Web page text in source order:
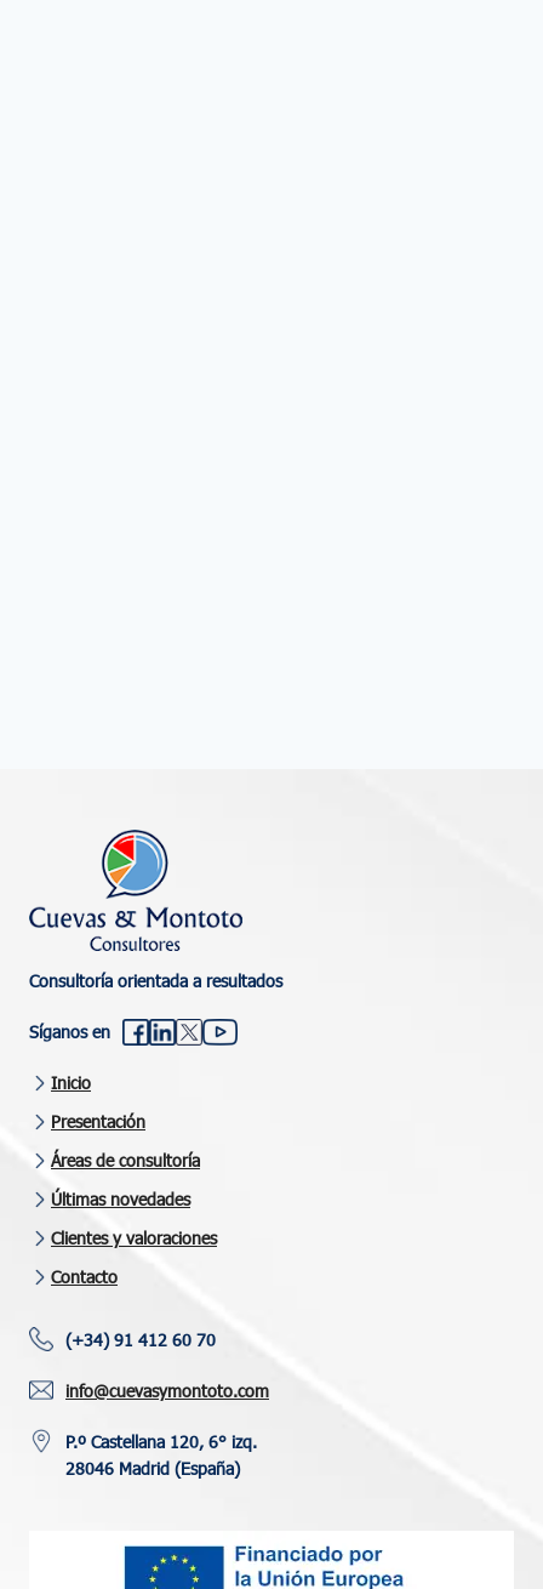
Consultoría orientada a resultados
Síganos en
Inicio
Presentación
Áreas de consultoría
Últimas novedades
Clientes y valoraciones
Contacto
(+34) 91 412 60 70
info@cuevasymontoto.com
P.º Castellana 120, 6° izq.
28046 Madrid (España)